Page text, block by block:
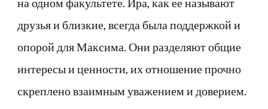
друзья и близкие, всегда была поддержкой и
опорой для Максима. Они разделяют общие
интересы и ценности, их отношение прочно
скреплено взаимным уважением и доверием.